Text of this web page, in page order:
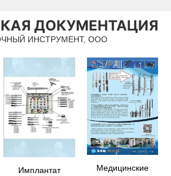
ДОКУМЕНТАЦИЯ
ИНСТРУМЕНТ, ООО
Имплантат
Медицинские